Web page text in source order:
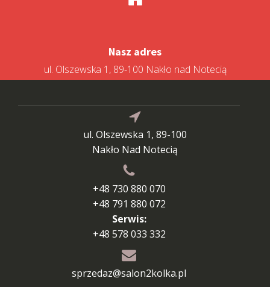
Nasz adres
ul. Olszewska 1, 89-100 Nakło nad Notecią
ul. Olszewska 1, 89-100
Nakło Nad Notecią
+48 730 880 070
+48 791 880 072
Serwis:
+48 578 033 332
sprzedaz@salon2kolka.pl